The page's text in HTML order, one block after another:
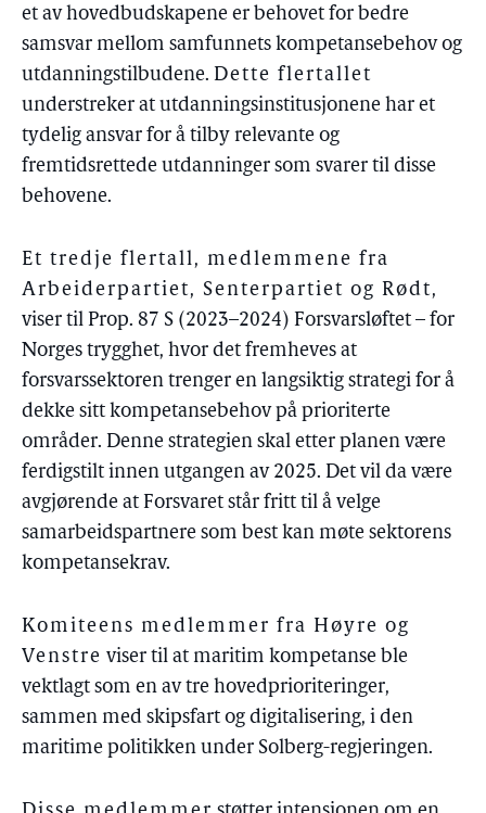
et av hovedbudskapene er behovet for bedre
samsvar mellom samfunnets kompetansebehov og
utdanningstilbudene. Dette flertallet
understreker at utdanningsinstitusjonene har et
tydelig ansvar for å tilby relevante og
fremtidsrettede utdanninger som svarer til disse
behovene.
Et tredje flertall, medlemmene fra
Arbeiderpartiet, Senterpartiet og Rødt,
viser til Prop. 87 S (2023–2024) Forsvarsløftet – for
Norges trygghet, hvor det fremheves at
forsvarssektoren trenger en langsiktig strategi for å
dekke sitt kompetansebehov på prioriterte
områder. Denne strategien skal etter planen være
ferdigstilt innen utgangen av 2025. Det vil da være
avgjørende at Forsvaret står fritt til å velge
samarbeidspartnere som best kan møte sektorens
kompetansekrav.
Komiteens medlemmer fra Høyre og
Venstre viser til at maritim kompetanse ble
vektlagt som en av tre hovedprioriteringer,
sammen med skipsfart og digitalisering, i den
maritime politikken under Solberg-regjeringen.